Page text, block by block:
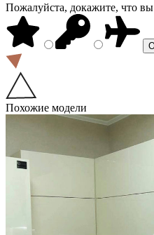
Пожалуйста, докажите, что
Похожие модели